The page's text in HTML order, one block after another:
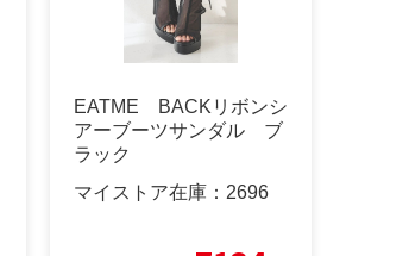
EATME BACKリボンシ
アーブーツサンダル ブ
ラック
マイストア在庫： 2696